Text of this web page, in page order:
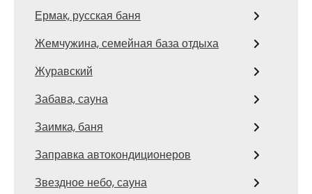
Ермак, русская баня
Жемчужина, семейная база отдыха
Журавский
Забава, сауна
Заимка, баня
Заправка автокондиционеров
Звездное небо, сауна